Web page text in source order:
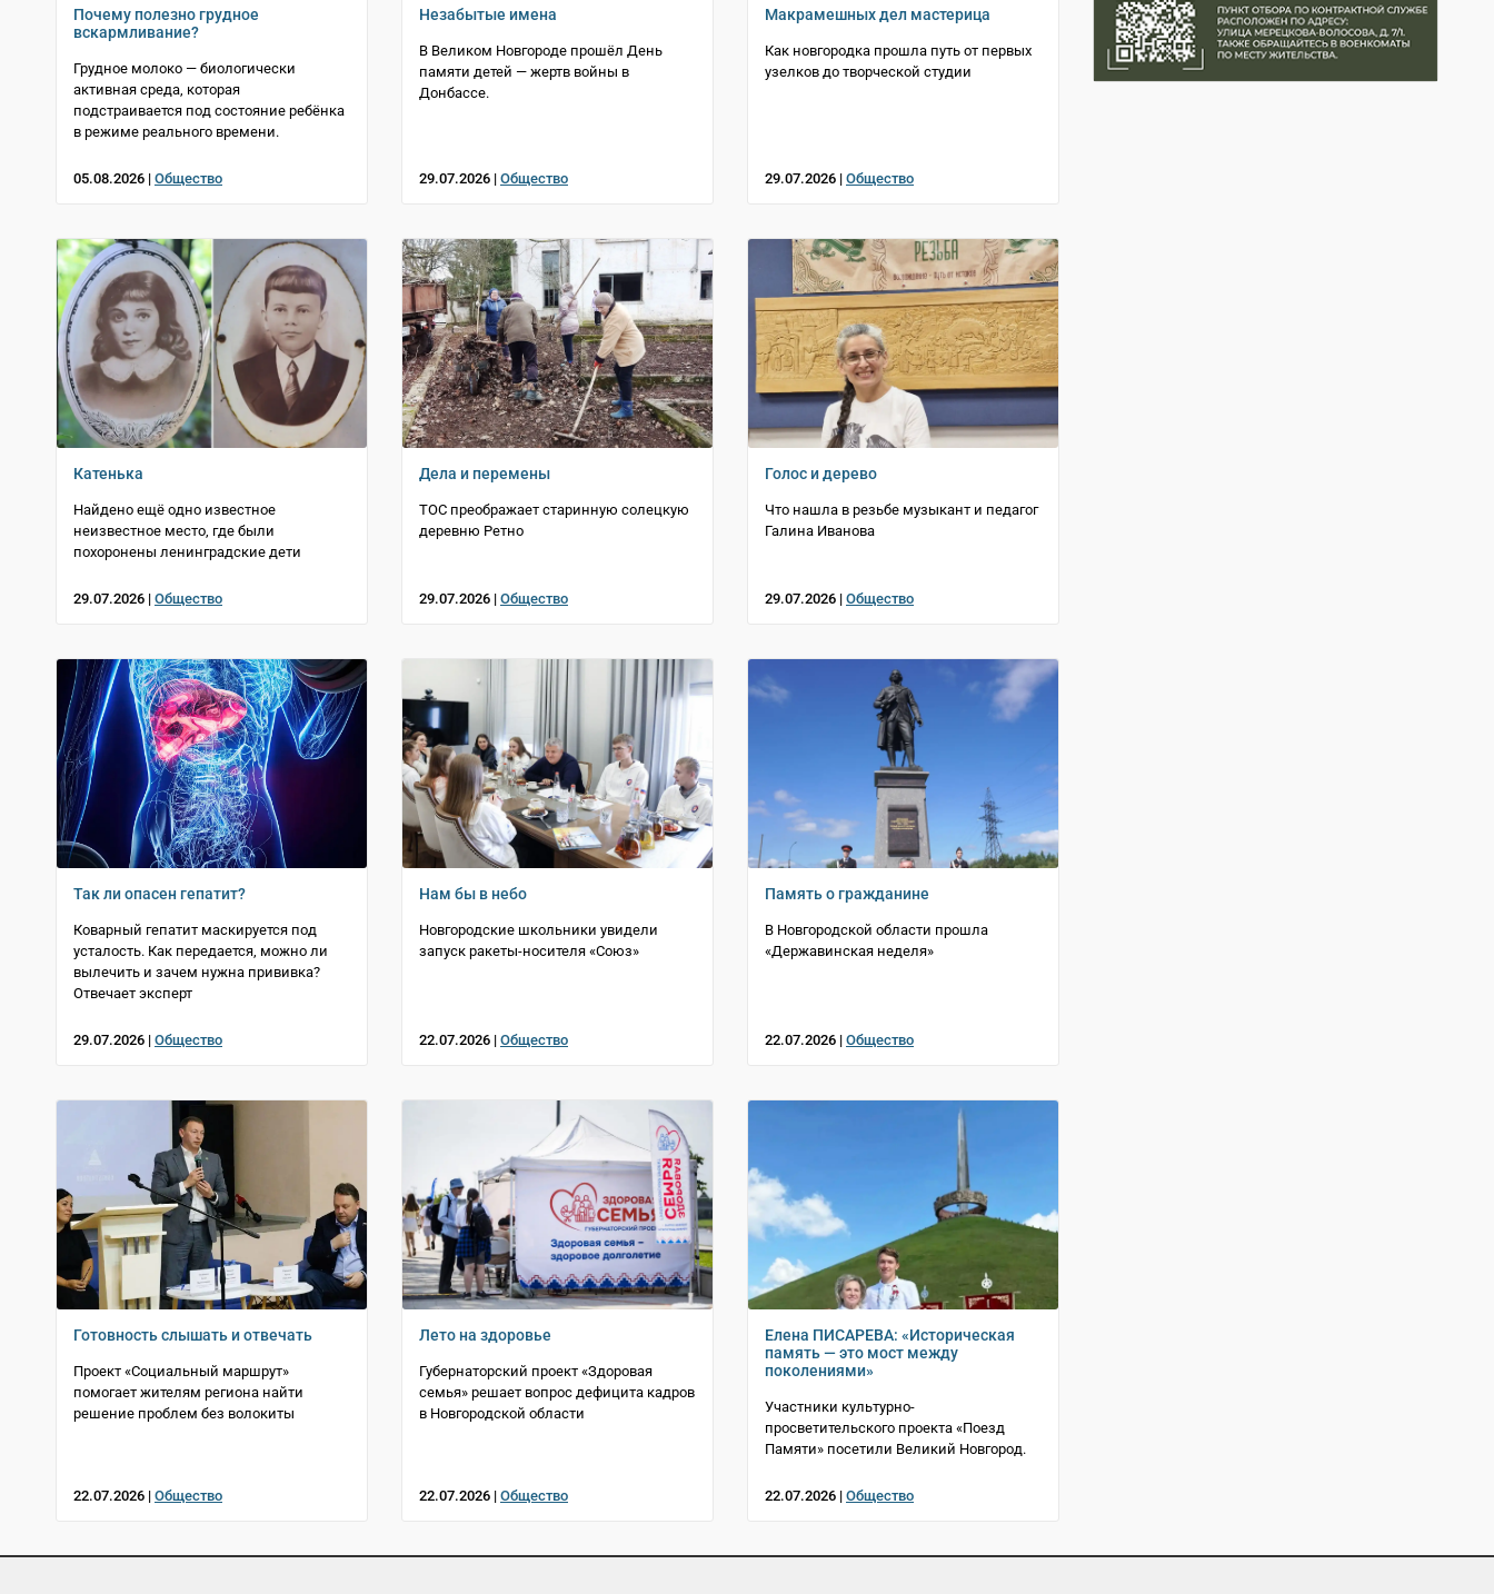
Почему полезно грудное
вскармливание?
Грудное молоко — биологически
активная среда, которая
подстраивается под состояние ребёнка
в режиме реального времени.
05.08.2026 | Общество
Незабытые имена
В Великом Новгороде прошёл День
памяти детей — жертв войны в
Донбассе.
29.07.2026 | Общество
Макрамешных дел мастерица
Как новгородка прошла путь от первых
узелков до творческой студии
29.07.2026 | Общество
Катенька
Найдено ещё одно известное
неизвестное место, где были
похоронены ленинградские дети
29.07.2026 | Общество
Дела и перемены
ТОС преображает старинную солецкую
деревню Ретно
29.07.2026 | Общество
Голос и дерево
Что нашла в резьбе музыкант и педагог
Галина Иванова
29.07.2026 | Общество
Так ли опасен гепатит?
Коварный гепатит маскируется под
усталость. Как передается, можно ли
вылечить и зачем нужна прививка?
Отвечает эксперт
29.07.2026 | Общество
Нам бы в небо
Новгородские школьники увидели
запуск ракеты-носителя «Союз»
22.07.2026 | Общество
Память о гражданине
В Новгородской области прошла
«Державинская неделя»
22.07.2026 | Общество
Готовность слышать и отвечать
Проект «Социальный маршрут»
помогает жителям региона найти
решение проблем без волокиты
22.07.2026 | Общество
Лето на здоровье
Губернаторский проект «Здоровая
семья» решает вопрос дефицита кадров
в Новгородской области
22.07.2026 | Общество
Елена ПИСАРЕВА: «Историческая
память — это мост между
поколениями»
Участники культурно-
просветительского проекта «Поезд
Памяти» посетили Великий Новгород.
22.07.2026 | Общество